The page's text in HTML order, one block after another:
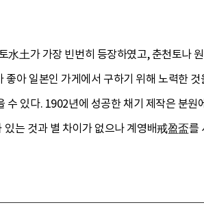
土가 가장 빈번히 등장하였고, 춘천토나
아 일본인 가게에서 구하기 위해 노력한
있다. 1902년에 성공한 채기 제작은 분원
있는 것과 별 차이가 없으나 계영배戒盈盃를